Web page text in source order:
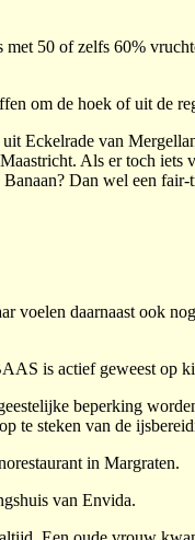
50 of zelfs 60%
om de hoek of uit de
Eckelrade van
Als er toch iets
Dan wel een fair-
voelen daarnaast ook
is actief geweest op
beperking
te steken van de
in Margraten.
van Envida.